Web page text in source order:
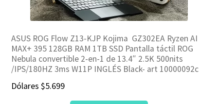
ASUS ROG Flow Z13-KJP Kojima GZ302EA Ryzen AI
MAX+ 395 128GB RAM 1TB SSD Pantalla táctil ROG
Nebula convertible 2-en-1 de 13.4″ 2.5K 500nits
/IPS/180HZ 3ms W11P INGLÉS Black- art 10000092c
Dólares $5.699